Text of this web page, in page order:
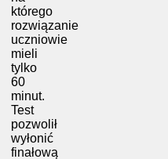
którego
rozwiązanie
uczniowie
mieli
tylko
60
minut.
Test
pozwolił
wyłonić
finałową